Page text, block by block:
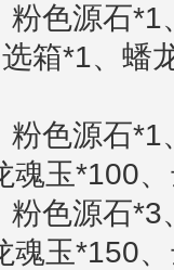
色源石
箱*1、蟠
色源石
魂玉*100
色源石
魂玉*150